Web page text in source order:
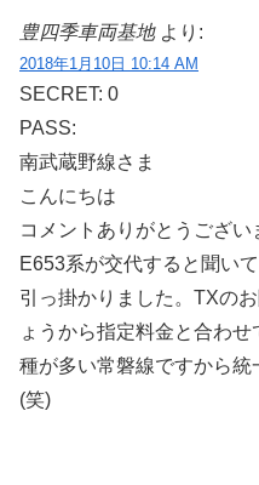
豊四季車両基地 より:
2018年1月10日 10:14 AM
SECRET: 0
PASS:
南武蔵野線さま
こんにちは
コメントありがとうござい
E653系が交代すると聞い
引っ掛かりました。TXの
ょうから指定料金と合わ
種が多い常磐線ですから
(笑)